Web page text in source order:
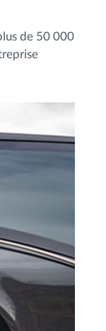
de 50 000